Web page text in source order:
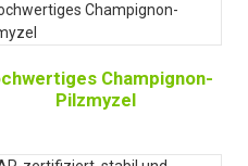
Champignon-
Pilzmyzel